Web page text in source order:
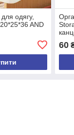
одягу,
AND
60